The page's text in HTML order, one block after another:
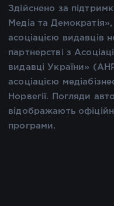
Здійснено за
Медіа та
асоціацією видавців
партнерстві з
видавці України»
асоціацією
Норвегії. Погляди
відображають
програми.